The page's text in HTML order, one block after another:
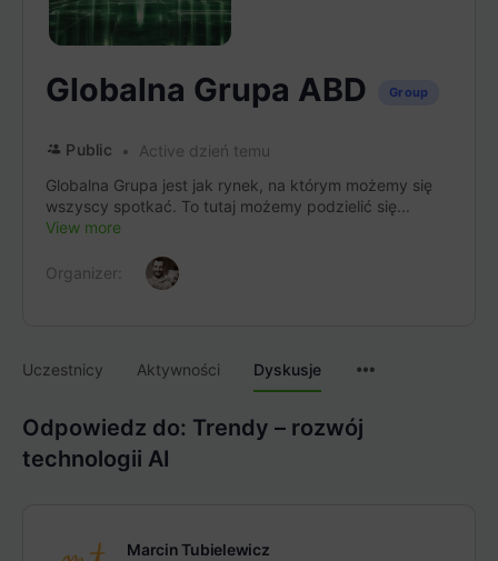
Globalna Grupa ABD Group
Public
Active dzień temu
Globalna Grupa jest jak rynek, na którym możemy się
wszyscy spotkać. To tutaj możemy podzielić się...
View more
Organizer:
Uczestnicy Aktywności Dyskusje
Odpowiedz do: Trendy – rozwój
technologii AI
Marcin Tubielewicz